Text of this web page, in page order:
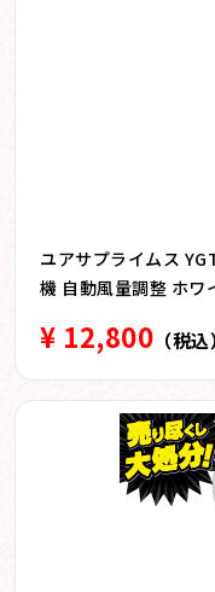
ユアサプライムス
機 自動風量調整 ホワ
¥ 12,800 （税込）